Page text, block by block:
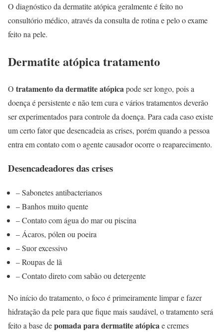
O diagnóstico da dermatite atópica geralmente é feito no
consultório médico, através da consulta de rotina e pelo o exame
feito na pele.
Dermatite atópica tratamento
O tratamento da dermatite atópicapode ser longo, pois a
doença é persistente e não tem cura e vários tratamentos deverão
ser experimentados para controle da doença. Para cada caso existe
um certo fator que desencadeia as crises, porém quando a pessoa
entra em contato com o agente causador ocorre o reaparecimento.
Desencadeadores das crises
– Sabonetes antibacterianos
– Banhos muito quente
– Contato com água do mar ou piscina
– Ácaros, pólen ou poeira
– Suor excessivo
– Roupas de lã
– Contato direto com sabão ou detergente
No início do tratamento, o foco é primeiramente limpar e fazer
hidratação da pele para que fique mais saudável, o tratamento será
feito a base depomada para dermatite atópicae cremes